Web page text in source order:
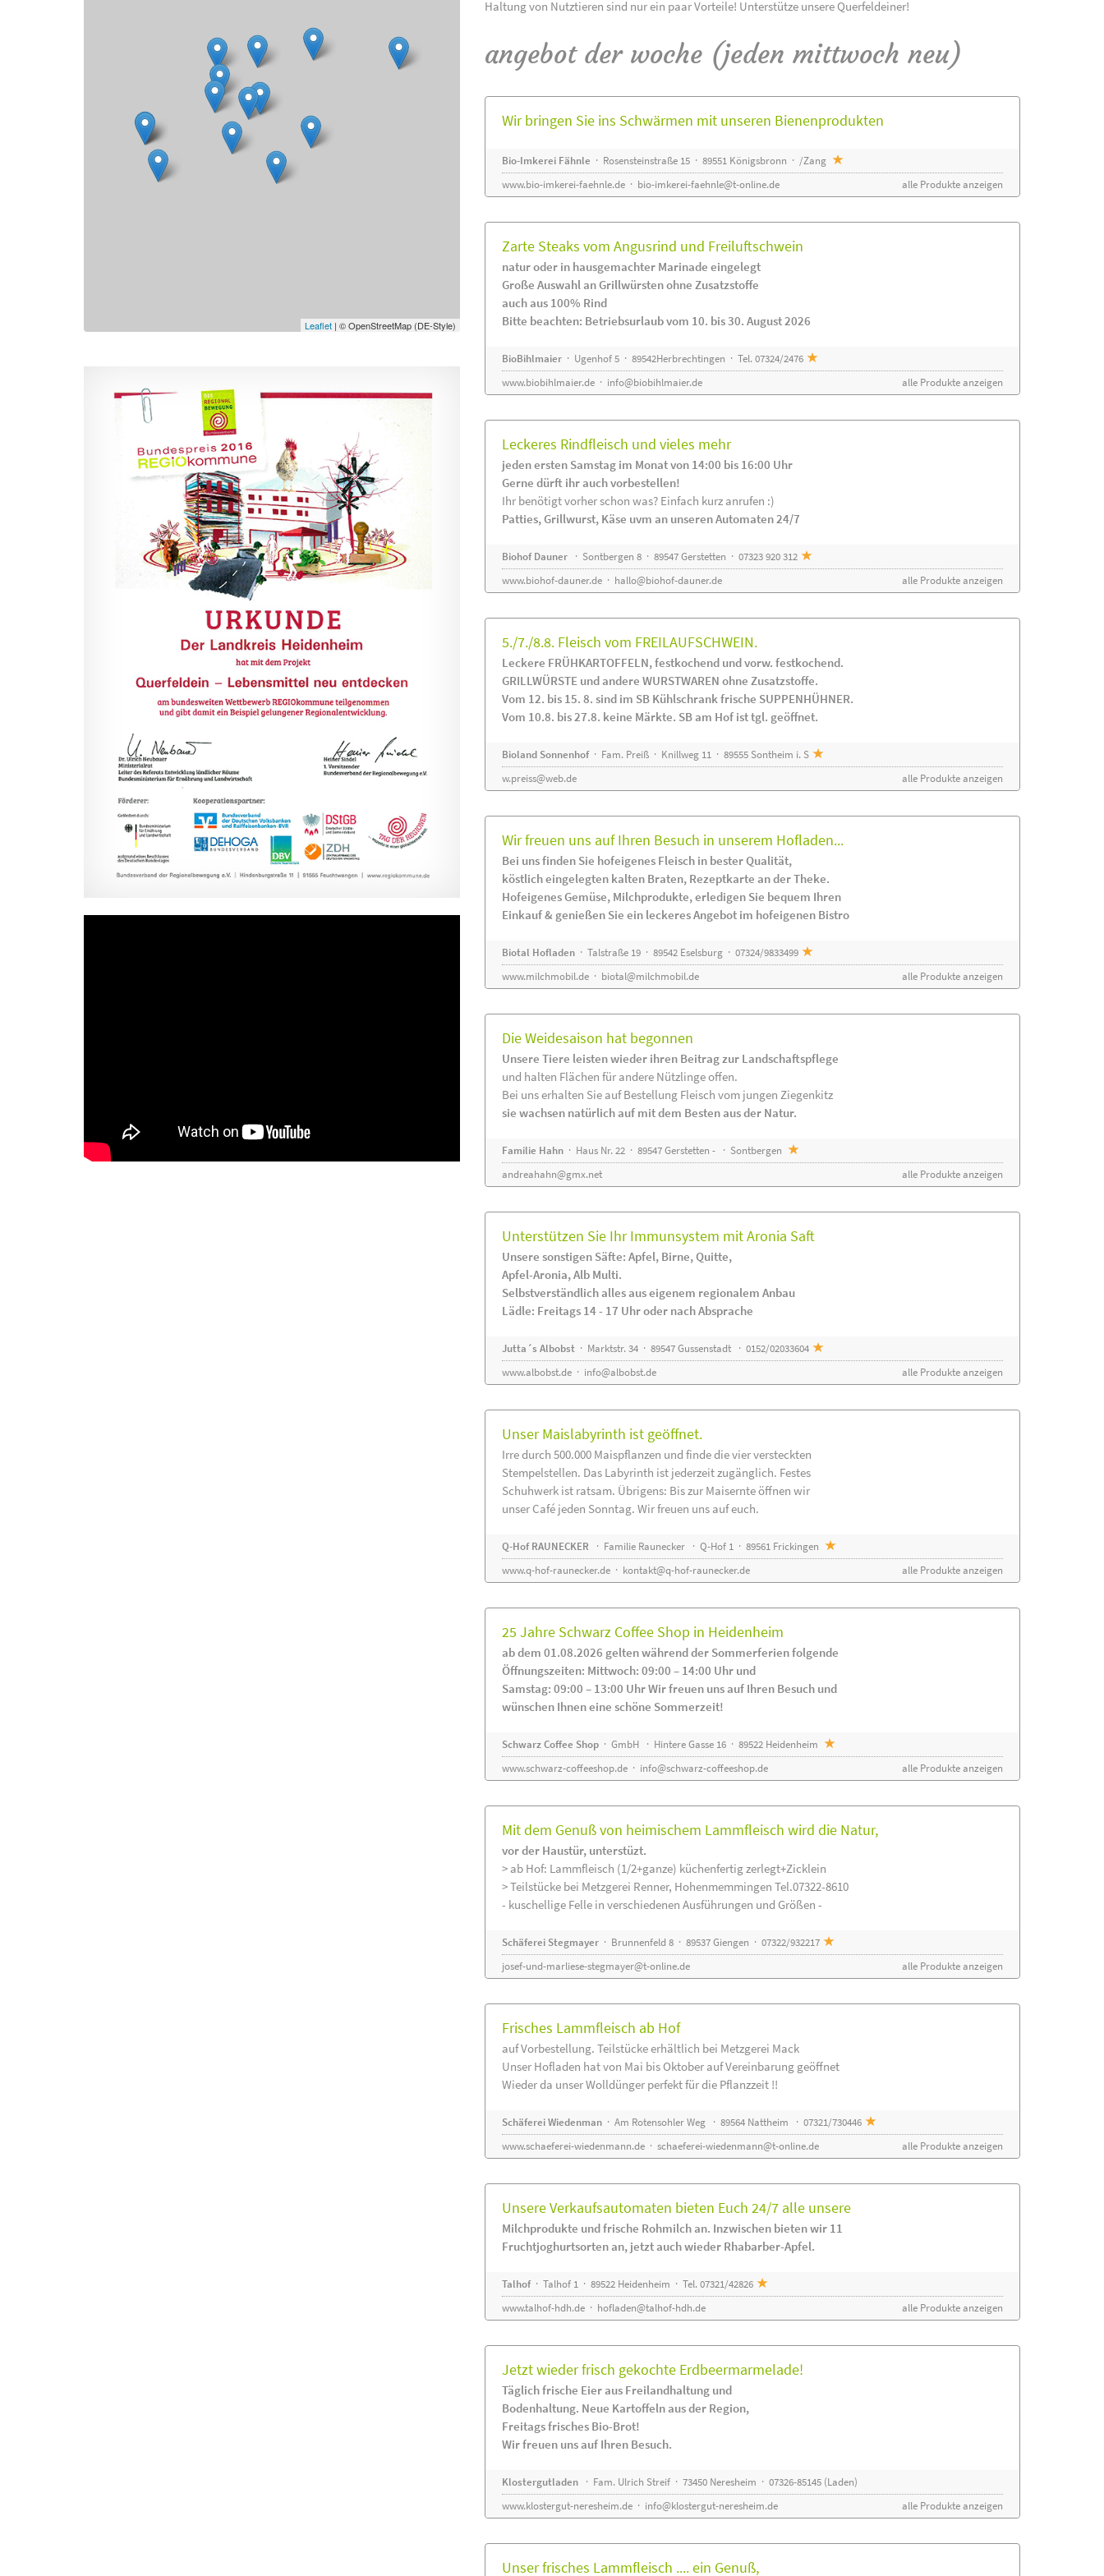
Leaflet| © OpenStreetMap (DE-Style)
Haltung von Nutztieren sind nur ein paar Vorteile! Unterstütze unsere Querfeldeiner!
angebot der woche (jeden mittwoch neu)
Wir bringen Sie ins Schwärmen mit unseren Bienenprodukten
Bio-Imkerei Fähnle · Rosensteinstraße 15 · 89551 Königsbronn · /Zang
www.bio-imkerei-faehnle.de· bio-imkerei-faehnle@t-online.de alle Produkte anzeigen
Zarte Steaks vom Angusrind und Freiluftschwein
natur oder in hausgemachter Marinade eingelegt
Große Auswahl an Grillwürsten ohne Zusatzstoffe
auch aus 100% Rind
Bitte beachten: Betriebsurlaub vom 10. bis 30. August 2026
BioBihlmaier· Ugenhof 5 · 89542Herbrechtingen · Tel. 07324/2476
www.biobihlmaier.de· info@biobihlmaier.de alle Produkte anzeigen
Leckeres Rindfleisch und vieles mehr
jeden ersten Samstag im Monat von 14:00 bis 16:00 Uhr
Gerne dürft ihr auch vorbestellen!
Ihr benötigt vorher schon was? Einfach kurz anrufen :)
Patties, Grillwurst, Käse uvm an unseren Automaten 24/7
Biohof Dauner · Sontbergen 8 · 89547 Gerstetten · 07323 920 312
www.biohof-dauner.de· hallo@biohof-dauner.de alle Produkte anzeigen
5./7./8.8. Fleisch vom FREILAUFSCHWEIN.
Leckere FRÜHKARTOFFELN, festkochend und vorw. festkochend.
GRILLWÜRSTE und andere WURSTWAREN ohne Zusatzstoffe.
Vom 12. bis 15. 8. sind im SB Kühlschrank frische SUPPENHÜHNER.
Vom 10.8. bis 27.8. keine Märkte. SB am Hof ist tgl. geöffnet.
Bioland Sonnenhof· Fam. Preiß · Knillweg 11 · 89555 Sontheim i. S
w.preiss@web.de
alle Produkte anzeigen
Wir freuen uns auf Ihren Besuch in unserem Hofladen...
Bei uns finden Sie hofeigenes Fleisch in bester Qualität,
köstlich eingelegten kalten Braten, Rezeptkarte an der Theke.
Hofeigenes Gemüse, Milchprodukte, erledigen Sie bequem Ihren
Einkauf & genießen Sie ein leckeres Angebot im hofeigenen Bistro
Biotal Hofladen· Talstraße 19 · 89542 Eselsburg · 07324/9833499
www.milchmobil.de· biotal@milchmobil.de alle Produkte anzeigen
Die Weidesaison hat begonnen
Unsere Tiere leisten wieder ihren Beitrag zur Landschaftspflege
und halten Flächen für andere Nützlinge offen.
Bei uns erhalten Sie auf Bestellung Fleisch vom jungen Ziegenkitz
sie wachsen natürlich auf mit dem Besten aus der Natur.
Familie Hahn· Haus Nr. 22 · 89547 Gerstetten - · Sontbergen
andreahahn@gmx.net
alle Produkte anzeigen
Unterstützen Sie Ihr Immunsystem mit Aronia Saft
Unsere sonstigen Säfte: Apfel, Birne, Quitte,
Apfel-Aronia, Alb Multi.
Selbstverständlich alles aus eigenem regionalem Anbau
Lädle: Freitags 14 - 17 Uhr oder nach Absprache
Jutta´s Albobst· Marktstr. 34 · 89547 Gussenstadt · 0152/02033604
www.albobst.de· info@albobst.de alle Produkte anzeigen
Unser Maislabyrinth ist geöffnet.
Irre durch 500.000 Maispflanzen und finde die vier versteckten
Stempelstellen. Das Labyrinth ist jederzeit zugänglich. Festes
Schuhwerk ist ratsam. Übrigens: Bis zur Maisernte öffnen wir
unser Café jeden Sonntag. Wir freuen uns auf euch.
Q-Hof RAUNECKER
· Familie Raunecker · Q-Hof 1 · 89561 Frickingen
www.q-hof-raunecker.de· kontakt@q-hof-raunecker.de alle Produkte anzeigen
25 Jahre Schwarz Coffee Shop in Heidenheim
ab dem 01.08.2026 gelten während der Sommerferien folgende
Öffnungszeiten: Mittwoch: 09:00 – 14:00 Uhr und
Samstag: 09:00 – 13:00 Uhr Wir freuen uns auf Ihren Besuch und
wünschen Ihnen eine schöne Sommerzeit!
Schwarz Coffee Shop· GmbH · Hintere Gasse 16 · 89522 Heidenheim
www.schwarz-coffeeshop.de· info@schwarz-coffeeshop.de alle Produkte anzeigen
Mit dem Genuß von heimischem Lammfleisch wird die Natur,
vor der Haustür, unterstüzt.
> ab Hof: Lammfleisch (1/2+ganze) küchenfertig zerlegt+Zicklein
> Teilstücke bei Metzgerei Renner, Hohenmemmingen Tel.07322-8610
- kuschellige Felle in verschiedenen Ausführungen und Größen -
Schäferei Stegmayer· Brunnenfeld 8 · 89537 Giengen · 07322/932217
josef-und-marliese-stegmayer@t-online.de
alle Produkte anzeigen
Frisches Lammfleisch ab Hof
auf Vorbestellung. Teilstücke erhältlich bei Metzgerei Mack
Unser Hofladen hat von Mai bis Oktober auf Vereinbarung geöffnet
Wieder da unser Wolldünger perfekt für die Pflanzzeit !!
Schäferei Wiedenman· Am Rotensohler Weg · 89564 Nattheim · 07321/730446
www.schaeferei-wiedenmann.de· schaeferei-wiedenmann@t-online.de alle Produkte anzeigen
Unsere Verkaufsautomaten bieten Euch 24/7 alle unsere
Milchprodukte und frische Rohmilch an. Inzwischen bieten wir 11
Fruchtjoghurtsorten an, jetzt auch wieder Rhabarber-Apfel.
Talhof· Talhof 1 · 89522 Heidenheim · Tel. 07321/42826
www.talhof-hdh.de· hofladen@talhof-hdh.de alle Produkte anzeigen
Jetzt wieder frisch gekochte Erdbeermarmelade!
Täglich frische Eier aus Freilandhaltung und
Bodenhaltung. Neue Kartoffeln aus der Region,
Freitags frisches Bio-Brot!
Wir freuen uns auf Ihren Besuch.
Klostergutladen · Fam. Ulrich Streif · 73450 Neresheim · 07326-85145 (Laden)
www.klostergut-neresheim.de· info@klostergut-neresheim.de alle Produkte anzeigen
Unser frisches Lammfleisch .... ein Genuß,